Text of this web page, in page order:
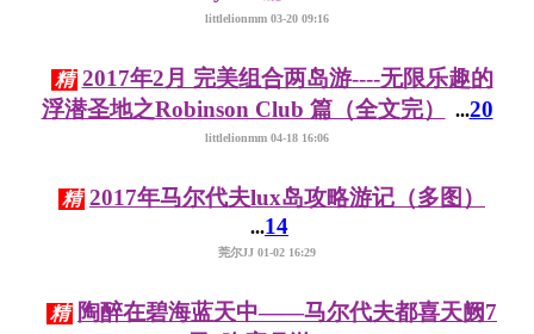
littlelionmm 03-20 09:16
精 2017年2月 完美组合两岛游----无限乐趣的
浮潜圣地之Robinson Club 篇（全文完）
...20
littlelionmm 04-18 16:06
精 2017年马尔代夫lux岛攻略游记（多图）
...14
莞尔JJ 01-02 16:29
精 陶醉在碧海蓝天中——马尔代夫都喜天阙7